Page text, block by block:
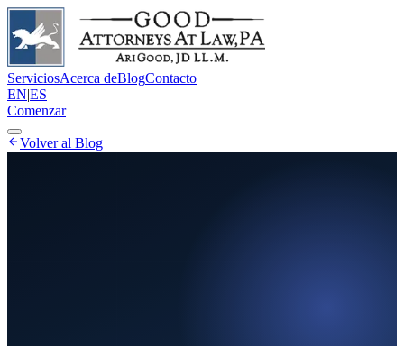
ServiciosAcerca deBlogContacto
EN|ES
Comenzar
Volver al Blog